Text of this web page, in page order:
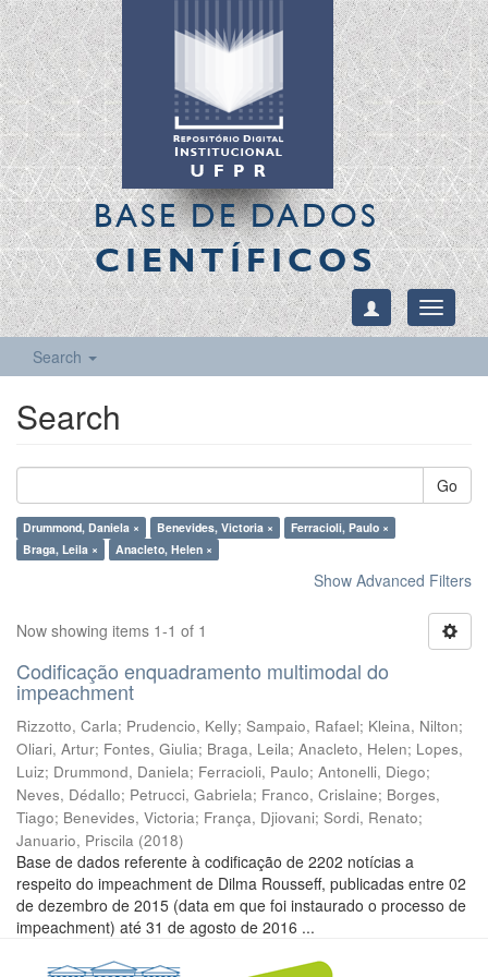
BASE DE DADOS
CIENTÍFICOS
Toggle
Search
Search
Go
Drummond, Daniela × Benevides, Victoria ×
Ferracioli, Paulo ×
Braga, Leila ×
Anacleto, Helen ×
Show Advanced Filters
Now showing items 1-1 of 1
Codificação enquadramento multimodal do
impeachment
Rizzotto, Carla; Prudencio, Kelly; Sampaio, Rafael; Kleina, Nilton;
Oliari, Artur; Fontes, Giulia; Braga, Leila; Anacleto, Helen; Lopes,
Luiz; Drummond, Daniela; Ferracioli, Paulo; Antonelli, Diego;
Neves, Dédallo; Petrucci, Gabriela; Franco, Crislaine; Borges,
Tiago; Benevides, Victoria; França, Djiovani; Sordi, Renato;
Januario, Priscila (2018)
Base de dados referente à codificação de 2202 notícias a
respeito do impeachment de Dilma Rousseff, publicadas entre 02
de dezembro de 2015 (data em que foi instaurado o processo de
impeachment) até 31 de agosto de 2016 ...